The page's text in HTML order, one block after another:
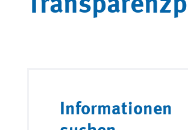
Informationen